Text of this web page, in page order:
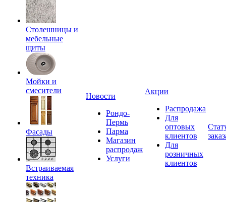
Столешницы и
мебельные
щиты
Мойки и
смесители
Фасады
Встраиваемая
техника
Новости
Рондо-
Пермь
Парма
Магазин
распродаж
Услуги
Акции
Распродажа
Для
оптовых
клиентов
Для
розничных
клиентов